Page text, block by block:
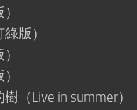
版）
（Live in summer）